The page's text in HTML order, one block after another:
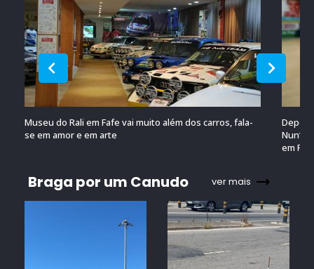
Museu do Rali em Fafe vai muito além dos carros, fala-
se em amor e em arte
em
Braga por um Canudo ver mais